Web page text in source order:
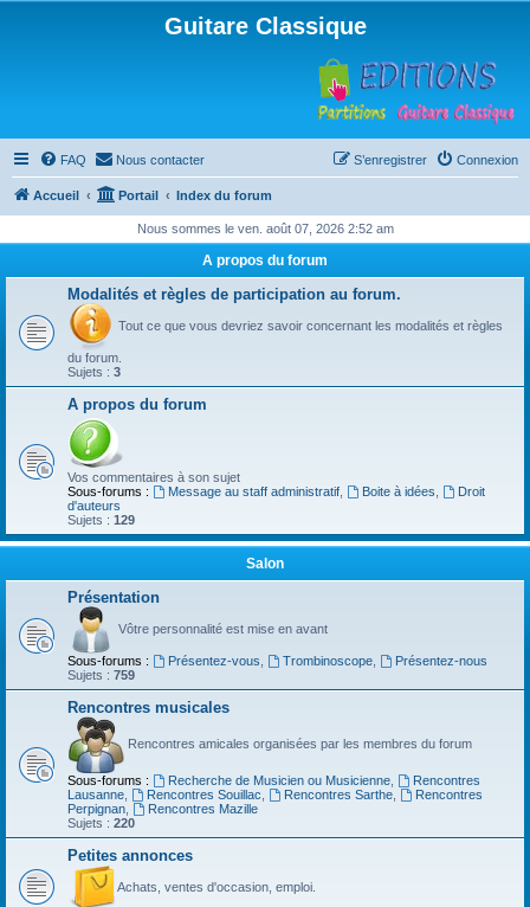
Guitare Classique
FAQ Nous contacter Connexion
S’enregistrer
Accueil Portail Index du forum
Nous sommes le ven. août 07, 2026 2:52 am
A propos du forum
Modalités et règles de participation au forum.
Tout ce que vous devriez savoir concernant les modalités et règles
du forum.
Sujets : 3
A propos du forum
Vos commentaires à son sujet
Sous-forums :
Message au staff administratif, Boite à idées
Droit
d'auteurs
Sujets : 129
Salon
Présentation
Vôtre personnalité est mise en avant
Sous-forums : Présentez-vous Trombinoscope,
Présentez-nous
Sujets : 759
Rencontres musicales
Rencontres amicales organisées par les membres du forum
Sous-forums : Recherche de Musicien ou Musicienne,
Rencontres
Lausanne
Rencontres Souillac Rencontres Sarthe,
Rencontres
Perpignan
Rencontres Mazille
Sujets : 220
Petites annonces
Achats, ventes d'occasion, emploi.